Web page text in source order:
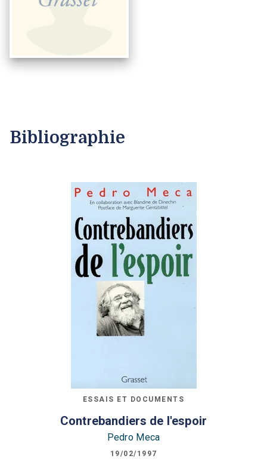
Bibliographie
ESSAIS ET DOCUMENTS
Contrebandiers de l'espoir
Pedro Meca
19/02/1997